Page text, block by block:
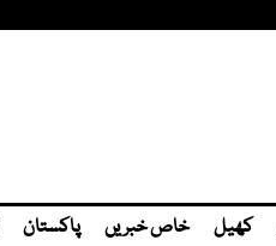
کھیل خاص خبریں پاکستان